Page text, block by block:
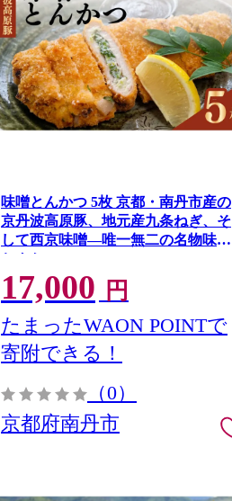
味噌とんかつ 5枚 京都・南丹市産の
京丹波高原豚、地元産九条ねぎ、そ
して西京味噌—唯一無二の名物味噌
とんかつ
17,000 円
たまったWAON POINTで
寄附できる！
（0）
京都府南丹市